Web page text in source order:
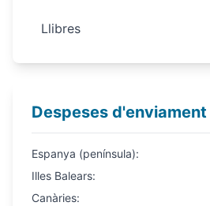
Llibres
Despeses d'enviament
Espanya (península):
Illes Balears:
Canàries: